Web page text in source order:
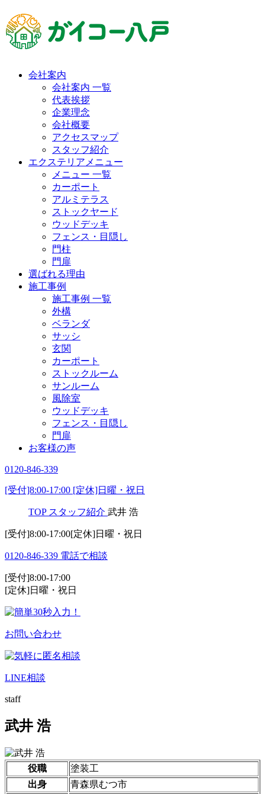
会社案内
会社案内 一覧
代表挨拶
企業理念
会社概要
アクセスマップ
スタッフ紹介
エクステリアメニュー
メニュー 一覧
カーポート
アルミテラス
ストックヤード
ウッドデッキ
フェンス・目隠し
門柱
門扉
選ばれる理由
施工事例
施工事例 一覧
外構
ベランダ
サッシ
玄関
カーポート
ストックルーム
サンルーム
風除室
ウッドデッキ
フェンス・目隠し
門扉
お客様の声
0120-846-339
[受付]8:00-17:00 [定休]日曜・祝日
TOP スタッフ紹介 武井 浩
[受付]8:00-17:00[定休]日曜・祝日
0120-846-339 電話で相談
[受付]8:00-17:00
[定休]日曜・祝日
お問い合わせ
LINE相談
staff
武井 浩
役職
塗装工
出身
青森県むつ市